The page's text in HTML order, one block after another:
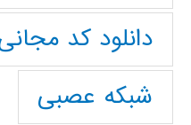
دانلود کد
شبکه عصبی